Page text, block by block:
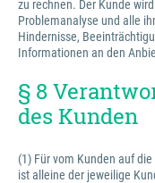
zu rechnen. Der Kunde
Problemanalyse und alle
Hindernisse,
Informationen an den
§ 8
des Kunden
(1) Für vom Kunden auf
ist alleine der jeweilige